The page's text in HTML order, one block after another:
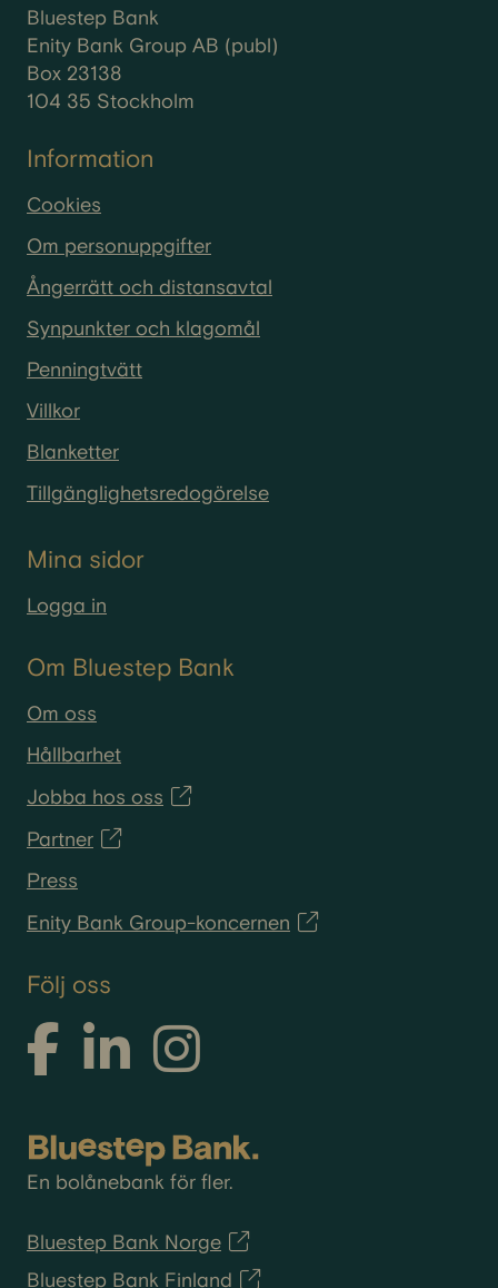
En bolånebank för fler.
Bluestep Bank
Enity Bank Group AB (publ)
Box 23138
104 35 Stockholm
Information
Cookies
Om personuppgifter
Ångerrätt och distansavtal
Synpunkter och klagomål
Penningtvätt
Villkor
Blanketter
Tillgänglighetsredogörelse
Mina sidor
Logga in
Om Bluestep Bank
Om oss
Hållbarhet
Jobba hos oss
Partner
Press
Enity Bank Group-koncernen
Följ oss
Bluestep Bank Norge
Bluestep Bank Finland